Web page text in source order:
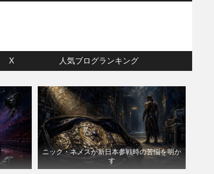
X 人気ブログランキング
ニック・ネメスが新日本参戦時の苦悩を明か
す